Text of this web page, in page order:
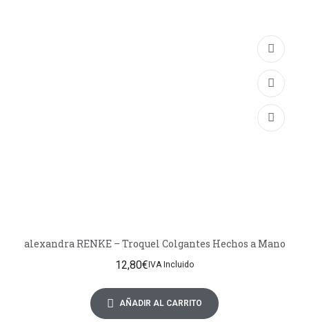
alexandra RENKE – Troquel Colgantes Hechos a Mano
12,80€ IVA Incluido
AÑADIR AL CARRITO